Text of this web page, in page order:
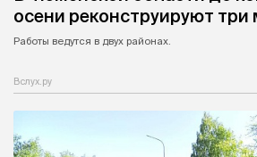
осени реконструируют три
Работы ведутся в двух районах.
Вслух.ру